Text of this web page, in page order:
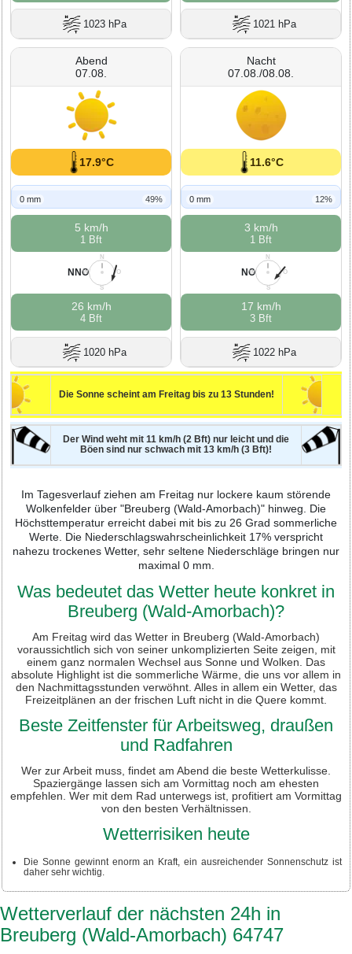
1023 hPa 1021 hPa
Abend
07.08.
17.9°C
0 mm 49%
5 km/h
1 Bft
N
O
S
W
NNO
26 km/h
4 Bft
1020 hPa
Nacht
07.08./08.08.
11.6°C
0 mm 12%
3 km/h
1 Bft
N
O
S
W
NO
17 km/h
3 Bft
1022 hPa
Die Sonne scheint am Freitag bis zu 13 Stunden!
Der Wind weht mit 11 km/h (2 Bft) nur leicht und die
Böen sind nur schwach mit 13 km/h (3 Bft)!
Im Tagesverlauf ziehen am Freitag nur lockere kaum störende
Wolkenfelder über "Breuberg (Wald-Amorbach)" hinweg. Die
Höchsttemperatur erreicht dabei mit bis zu 26 Grad sommerliche
Werte. Die Niederschlagswahrscheinlichkeit 17% verspricht
nahezu trockenes Wetter, sehr seltene Niederschläge bringen nur
maximal 0 mm.
Was bedeutet das Wetter heute konkret in
Breuberg (Wald-Amorbach)?
Am Freitag wird das Wetter in Breuberg (Wald-Amorbach)
voraussichtlich sich von seiner unkomplizierten Seite zeigen, mit
einem ganz normalen Wechsel aus Sonne und Wolken. Das
absolute Highlight ist die sommerliche Wärme, die uns vor allem in
den Nachmittagsstunden verwöhnt. Alles in allem ein Wetter, das
Freizeitplänen an der frischen Luft nicht in die Quere kommt.
Beste Zeitfenster für Arbeitsweg, draußen
und Radfahren
Wer zur Arbeit muss, findet am Abend die beste Wetterkulisse.
Spaziergänge lassen sich am Vormittag noch am ehesten
empfehlen. Wer mit dem Rad unterwegs ist, profitiert am Vormittag
von den besten Verhältnissen.
Wetterrisiken heute
Die Sonne gewinnt enorm an Kraft, ein ausreichender Sonnenschutz ist
daher sehr wichtig.
Wetterverlauf der nächsten 24h in
Breuberg (Wald-Amorbach) 64747